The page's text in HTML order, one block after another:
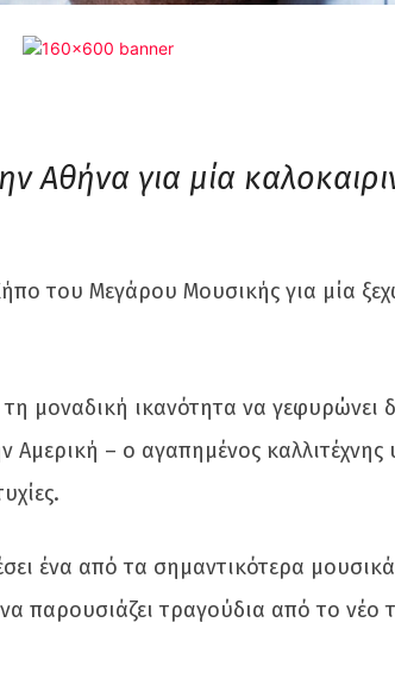
Αθήνα για μία
του Μεγάρου Μουσικής για μία
μοναδική ικανότητα να γεφυρώνει
– ο αγαπημένος καλλιτέχνης
ένα από τα σημαντικότερα
παρουσιάζει τραγούδια από το νέο